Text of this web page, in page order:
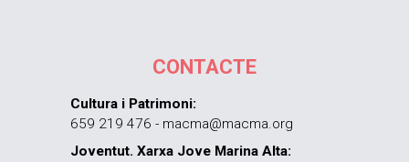
CONTACTE
Cultura i Patrimoni:
659 219 476 - macma@macma.org
Joventut. Xarxa Jove Marina Alta: